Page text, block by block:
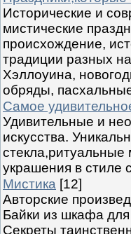
Исторические и
мистические
происхождение,
традиции разных
Хэллоуина,
обряды,
Самое
Удивительные и
искусства.
украшения в стиле
Мистика [12]
Авторские
Байки из шкафа
Секреты